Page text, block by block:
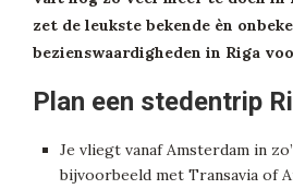
zet de leukste bekende èn
bezienswaardigheden in Riga
Plan een stedentrip
Je vliegt vanaf Amsterdam in
bijvoorbeeld met Transavia of